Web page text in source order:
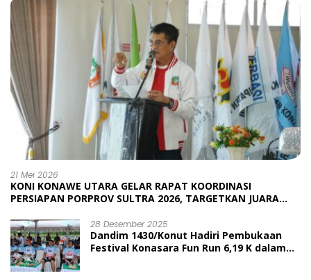
21 Mei 2026
KONI KONAWE UTARA GELAR RAPAT KOORDINASI
PERSIAPAN PORPROV SULTRA 2026, TARGETKAN JUARA
28 Desember 2025
Dandim 1430/Konut Hadiri Pembukaan
Festival Konasara Fun Run 6,19 K dalam